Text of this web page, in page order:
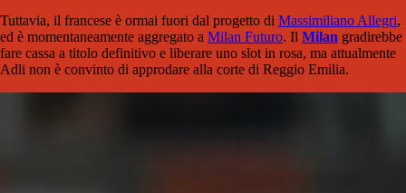
Tuttavia, il francese è ormai fuori dal progetto di Massimiliano Allegri,
ed è momentaneamente aggregato a Milan Futuro. Il Milan gradirebbe
fare cassa a titolo definitivo e liberare uno slot in rosa, ma attualmente
Adli non è convinto di approdare alla corte di Reggio Emilia.